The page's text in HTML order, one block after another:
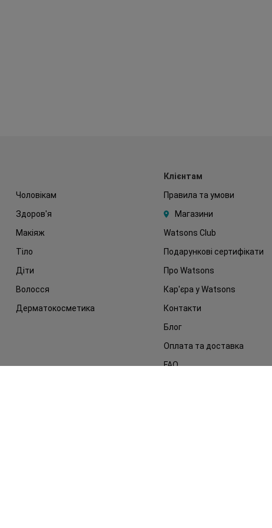
Чоловікам
Здоров'я
Макіяж
Тіло
Діти
Волосся
Дерматокосметика
Клієнтам
Правила та умови
Магазини
Watsons Club
Подарункові сертифікати
Про Watsons
Кар'єра у Watsons
Контакти
Блог
Оплата та доставка
FAQ